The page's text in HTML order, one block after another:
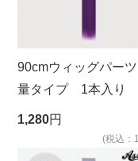
90cmウィッグパー
量タイプ 1本入り
サキ NMSK-116
1,280円
(税込：